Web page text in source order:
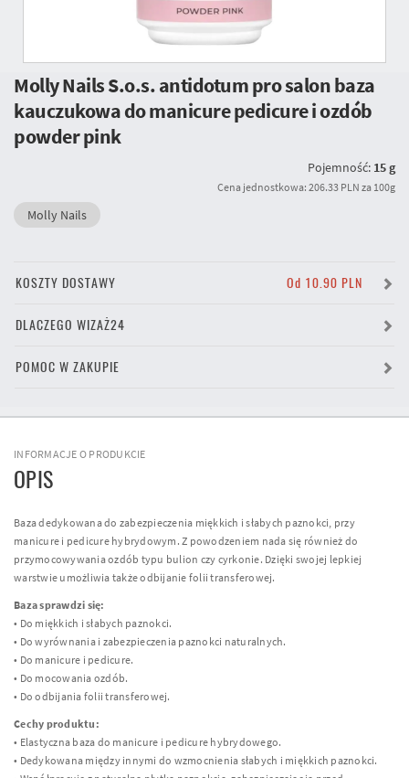
Molly Nails S.o.s. antidotum pro salon baza
kauczukowa do manicure pedicure i ozdób
powder pink
Pojemność: 15 g
Cena jednostkowa: 206.33 PLN za 100g
Molly Nails
KOSZTY DOSTAWY Od 10.90 PLN
DLACZEGO WIZAŻ24
POMOC W ZAKUPIE
INFORMACJE O PRODUKCIE
OPIS
Baza dedykowana do zabezpieczenia miękkich i słabych paznokci, przy
manicure i pedicure hybrydowym. Z powodzeniem nada się również do
przymocowywania ozdób typu bulion czy cyrkonie. Dzięki swojej lepkiej
warstwie umożliwia także odbijanie folii transferowej.
Baza sprawdzi się:
• Do miękkich i słabych paznokci.
• Do wyrównania i zabezpieczenia paznokci naturalnych.
• Do manicure i pedicure.
• Do mocowania ozdób.
• Do odbijania folii transferowej.
Cechy produktu:
• Elastyczna baza do manicure i pedicure hybrydowego.
• Dedykowana między innymi do wzmocnienia słabych i miękkich paznokci.